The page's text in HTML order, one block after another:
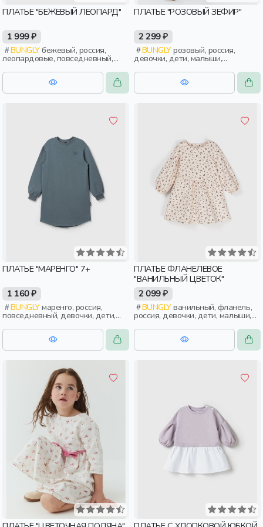
ПЛАТЬЕ "БЕЖЕВЫЙ ЛЕОПАРД"
1 999 ₽
BUNGLYбежевый, россия,
леопардовые, повседневный,
девочки, дети, малыши,
дошкольники
ПЛАТЬЕ "РОЗОВЫЙ ЗЕФИР"
2 299 ₽
BUNGLYрозовый, россия,
девочки, дети, малыши,
ПЛАТЬЕ "МАРЕНГО" 7+
1 160 ₽
BUNGLYмаренго, россия,
повседневный, девочки, дети,
ПЛАТЬЕ ФЛАНЕЛЕВОЕ
"ВАНИЛЬНЫЙ ЦВЕТОК"
2 099 ₽
BUNGLYванильный, фланель,
россия, девочки, дети, малыши,
дошкольники